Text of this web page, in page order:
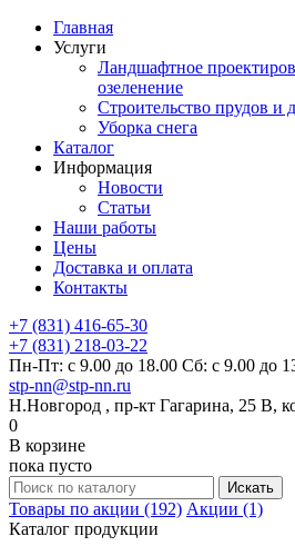
Главная
Услуги
Ландшафтное
озеленение
Строительство прудов и
Уборка снега
Каталог
Информация
Новости
Статьи
Наши работы
Цены
Доставка и оплата
Контакты
+7 (831) 416-65-30
+7 (831) 218-03-22
Пн-Пт: с 9.00 до 18.00 Сб: с 9.00 до
stp-nn@stp-nn.ru
Н.Новгород , пр-кт Гагарина, 25 В,
0
В корзине
пока пусто
Товары по акции (192) Акции (1)
Каталог продукции